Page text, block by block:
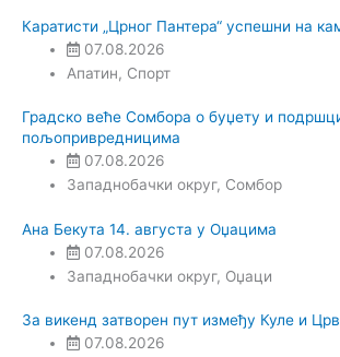
Каратисти „Црног Пантера“ успешни на
07.08.2026
Апатин, Спорт
Градско веће Сомбора о буџету и
пољопривредницима
07.08.2026
Западнобачки округ, Сомбор
Ана Бекута 14. августа у Оџацима
07.08.2026
Западнобачки округ, Оџаци
За викенд затворен пут између Куле и
07.08.2026